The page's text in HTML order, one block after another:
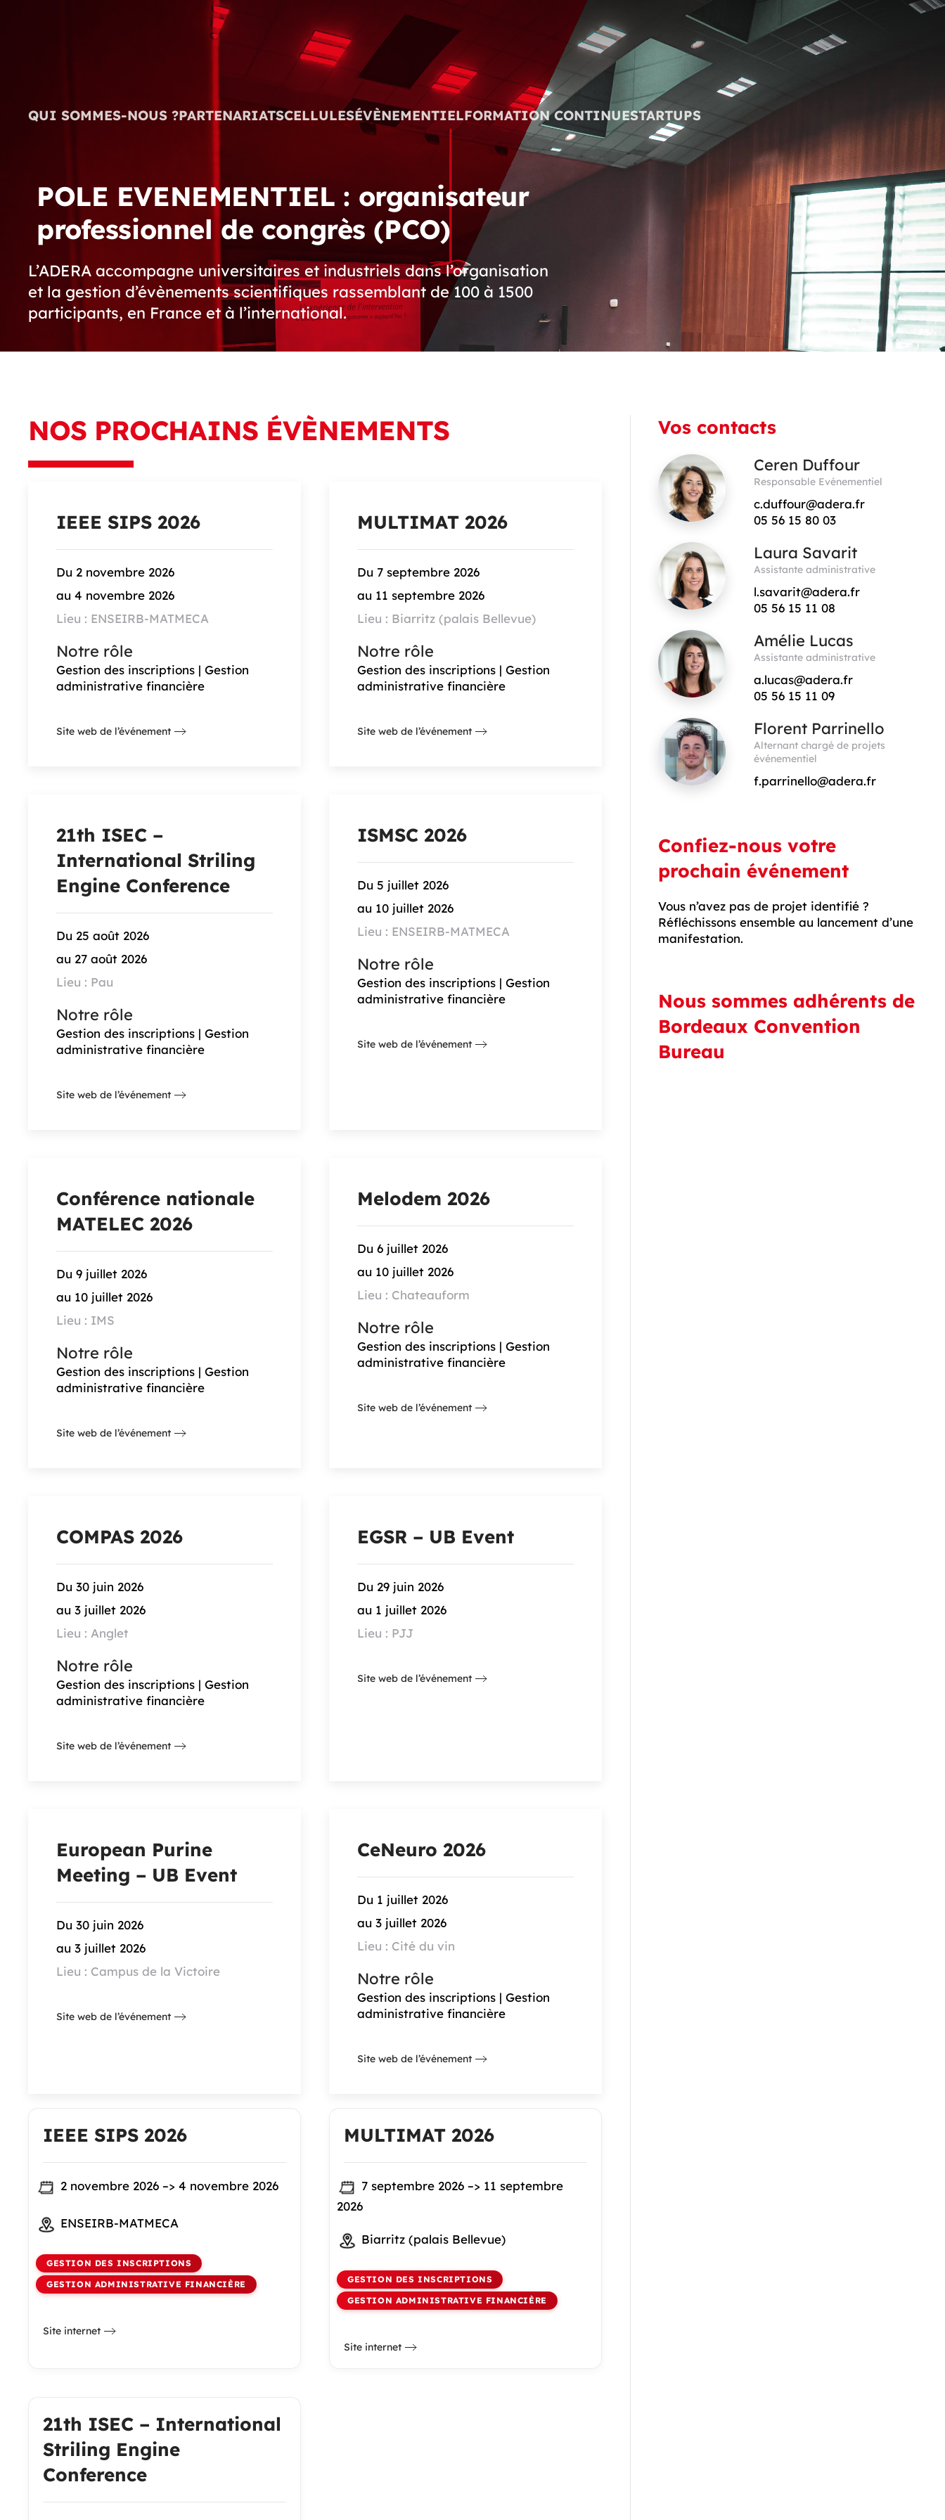
Actualités Contact & Newsletter Déchirez les préjugés
QUI SOMMES-NOUS ?PARTENARIATSCELLULESÉVÈNEMENTIELFORMATION CONTINUESTARTUPS
POLE EVENEMENTIEL : organisateur
professionnel de congrès (PCO)
L’ADERA accompagne universitaires et industriels dans l’organisation
et la gestion d’évènements scientifiques rassemblant de 100 à 1500
participants, en France et à l’international.
NOS PROCHAINS ÉVÈNEMENTS
IEEE SIPS 2026
Du 2 novembre 2026
au 4 novembre 2026
Lieu : ENSEIRB-MATMECA
Notre rôle
Gestion des inscriptions | Gestion
administrative financière
Site web de l’événement
MULTIMAT 2026
Du 7 septembre 2026
au 11 septembre 2026
Lieu : Biarritz (palais Bellevue)
Notre rôle
Gestion des inscriptions | Gestion
administrative financière
Site web de l’événement
21th ISEC –
International Striling
Engine Conference
Du 25 août 2026
au 27 août 2026
Lieu : Pau
Notre rôle
Gestion des inscriptions | Gestion
administrative financière
Site web de l’événement
ISMSC 2026
Du 5 juillet 2026
au 10 juillet 2026
Lieu : ENSEIRB-MATMECA
Notre rôle
Gestion des inscriptions | Gestion
administrative financière
Site web de l’événement
Conférence nationale
MATELEC 2026
Du 9 juillet 2026
au 10 juillet 2026
Lieu : IMS
Notre rôle
Gestion des inscriptions | Gestion
administrative financière
Site web de l’événement
Melodem 2026
Du 6 juillet 2026
au 10 juillet 2026
Lieu : Chateauform
Notre rôle
Gestion des inscriptions | Gestion
administrative financière
Site web de l’événement
COMPAS 2026
Du 30 juin 2026
au 3 juillet 2026
Lieu : Anglet
Notre rôle
Gestion des inscriptions | Gestion
administrative financière
Site web de l’événement
EGSR – UB Event
Du 29 juin 2026
au 1 juillet 2026
Lieu : PJJ
Site web de l’événement
European Purine
Meeting – UB Event
Du 30 juin 2026
au 3 juillet 2026
Lieu : Campus de la Victoire
Site web de l’événement
CeNeuro 2026
Du 1 juillet 2026
au 3 juillet 2026
Lieu : Cité du vin
Notre rôle
Gestion des inscriptions | Gestion
administrative financière
Site web de l’événement
IEEE SIPS 2026
2 novembre 2026 –> 4 novembre 2026
ENSEIRB-MATMECA
GESTION DES INSCRIPTIONS
GESTION ADMINISTRATIVE FINANCIÈRE
Site internet
MULTIMAT 2026
7 septembre 2026 –> 11 septembre
2026
Biarritz (palais Bellevue)
GESTION DES INSCRIPTIONS
GESTION ADMINISTRATIVE FINANCIÈRE
Site internet
21th ISEC – International
Striling Engine
Conference
Vos contacts
Ceren Duffour
Responsable Evénementiel
c.duffour@adera.fr
05 56 15 80 03
Laura Savarit
Assistante administrative
l.savarit@adera.fr
05 56 15 11 08
Amélie Lucas
Assistante administrative
a.lucas@adera.fr
05 56 15 11 09
Florent Parrinello
Alternant chargé de projets
événementiel
f.parrinello@adera.fr
Confiez-nous votre
prochain événement
Vous n’avez pas de projet identifié ?
Réfléchissons ensemble au lancement d’une
manifestation.
Nous sommes adhérents de
Bordeaux Convention
Bureau